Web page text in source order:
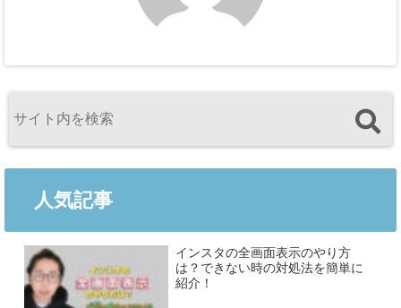
人気記事
インスタの全画面表示のやり方
は？できない時の対処法を簡単に
紹介！